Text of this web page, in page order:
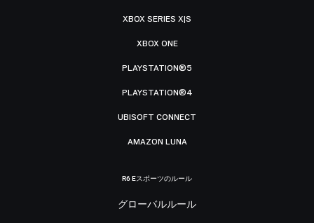
XBOX SERIES X|S
XBOX ONE
PLAYSTATION®5
PLAYSTATION®4
UBISOFT CONNECT
AMAZON LUNA
R6 Eスポーツのルール
グローバルルール